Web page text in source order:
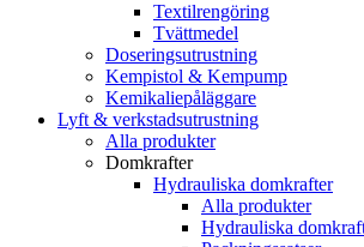
Textilrengöring
Tvättmedel
Doseringsutrustning
Kempistol & Kempump
Kemikaliepåläggare
Lyft & verkstadsutrustning
Alla produkter
Domkrafter
Hydrauliska domkrafter
Alla produkter
Hydrauliska